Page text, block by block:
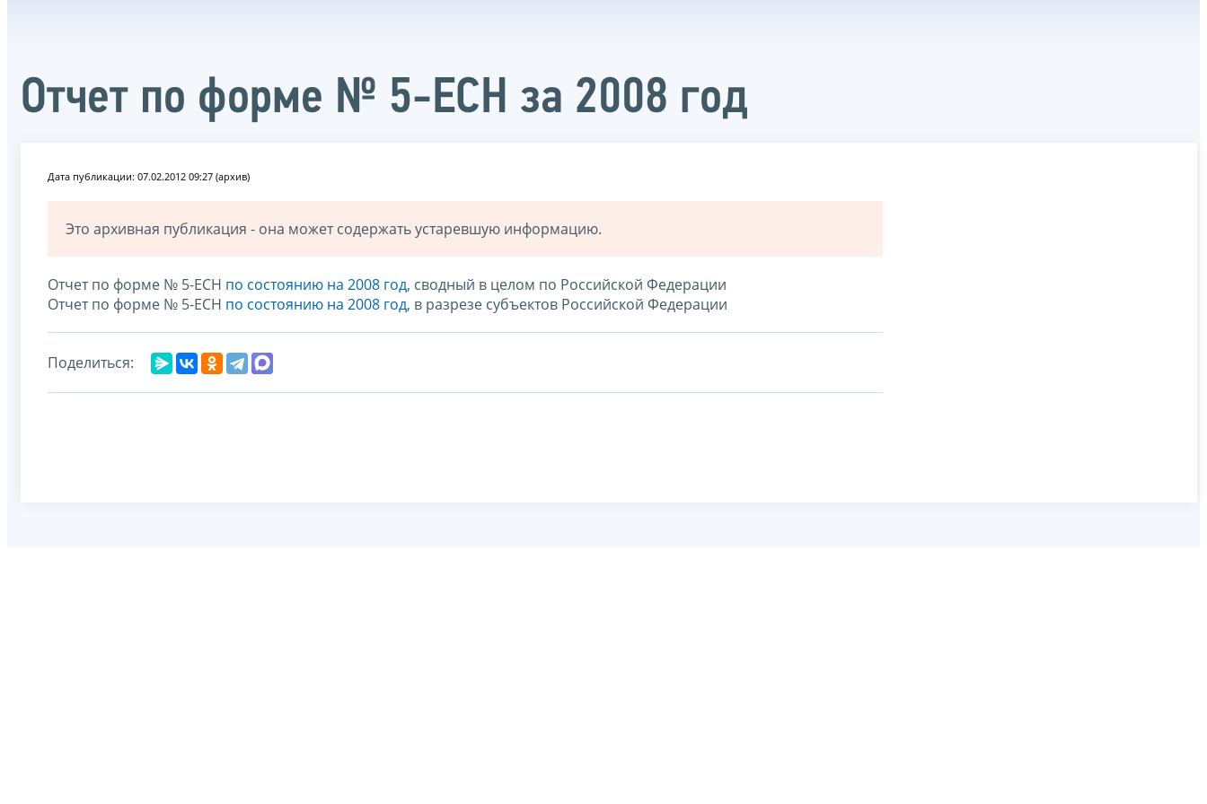
Отчет по форме № 5-ЕСН за 2008 год
Дата публикации: 07.02.2012 09:27 (архив)
Это архивная публикация - она может содержать устаревшую информацию.
Отчет по форме № 5-ЕСН по состоянию на 2008 год, сводный в целом по Российской Федерации
Отчет по форме № 5-ЕСН по состоянию на 2008 год, в разрезе субъектов Российской Федерации
Поделиться: